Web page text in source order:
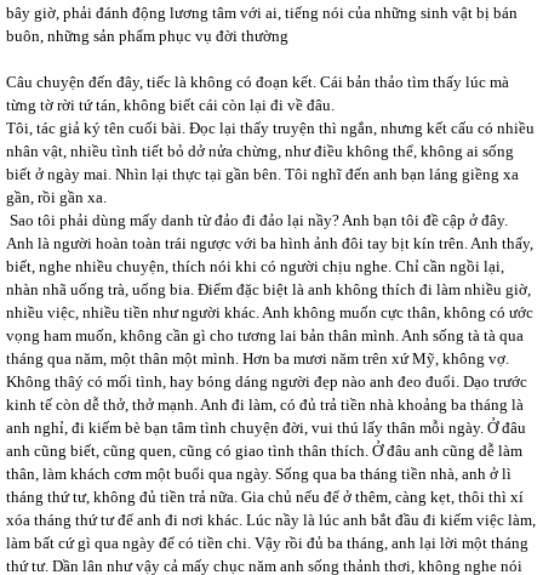
bây giờ, phải đánh động lương tâm với ai, tiếng nói của những sinh vật bị bán
buôn, những sản phẩm phục vụ đời thường
Câu chuyện đến đây, tiếc là không có đoạn kết. Cái bản thảo tìm thấy lúc mà
từng tờ rời tứ tán, không biết cái còn lại đi về đâu.
Tôi, tác giả ký tên cuối bài. Đọc lại thấy truyện thì ngắn, nhưng kết cấu có nhiều
nhân vật, nhiều tình tiết bỏ dở nửa chừng, như điều không thể, không ai sống
biết ở ngày mai. Nhìn lại thực tại gần bên. Tôi nghĩ đến anh bạn láng giềng xa
gần, rồi gần xa.
Sao tôi phải dùng mấy danh từ đảo đi đảo lại nầy? Anh bạn tôi đề cập ở đây.
Anh là người hoàn toàn trái ngược với ba hình ảnh đôi tay bịt kín trên. Anh thấy,
biết, nghe nhiều chuyện, thích nói khi có người chịu nghe. Chỉ cần ngồi lại,
nhàn nhã uống trà, uống bia. Điểm đặc biệt là anh không thích đi làm nhiều giờ,
nhiều việc, nhiều tiền như người khác. Anh không muốn cực thân, không có ước
vọng ham muốn, không cần gì cho tương lai bản thân mình. Anh sống tà tà qua
tháng qua năm, một thân một mình. Hơn ba mươi năm trên xứ Mỹ, không vợ.
Không thâý có mối tình, hay bóng dáng người đẹp nào anh đeo đuổi. Dạo trước
kinh tế còn dễ thở, thở mạnh. Anh đi làm, có đủ trả tiền nhà khoảng ba tháng là
anh nghỉ, đi kiếm bè bạn tâm tình chuyện đời, vui thú lấy thân mỗi ngày. Ở đâu
anh cũng biết, cũng quen, cũng có giao tình thân thích. Ở đâu anh cũng dễ làm
thân, làm khách cơm một buổi qua ngày. Sống qua ba tháng tiền nhà, anh ở lì
tháng thứ tư, không đủ tiền trả nữa. Gia chủ nếu để ở thêm, càng kẹt, thôi thì xí
xóa tháng thứ tư để anh đi nơi khác. Lúc nầy là lúc anh bắt đầu đi kiếm việc làm,
làm bất cứ gì qua ngày để có tiền chi. Vậy rồi đủ ba tháng, anh lại lời một tháng
thứ tư. Dần lân như vậy cả mấy chục năm anh sống thảnh thơi, không nghe nói